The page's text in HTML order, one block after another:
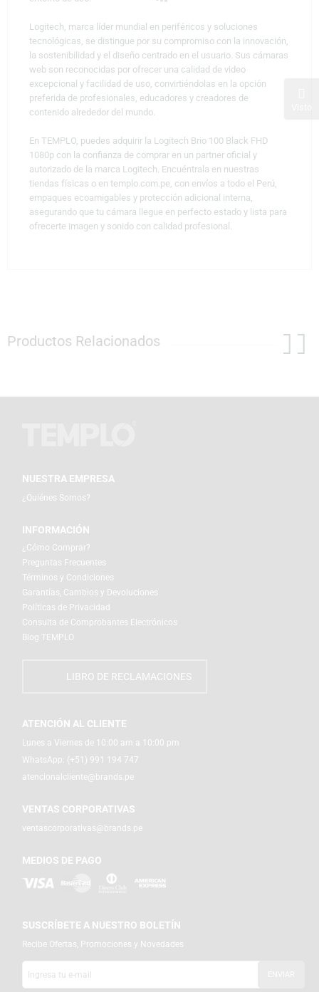
Logitech, marca líder mundial en periféricos y soluciones
tecnológicas, se distingue por su compromiso con la innovación,
la sostenibilidad y el diseño centrado en el usuario. Sus cámaras
web son reconocidas por ofrecer una calidad de video
excepcional y facilidad de uso, convirtiéndolas en la opción
preferida de profesionales, educadores y creadores de
contenido alrededor del mundo.
En TEMPLO, puedes adquirir la Logitech Brio 100 Black FHD
1080p con la confianza de comprar en un partner oficial y
autorizado de la marca Logitech. Encuéntrala en nuestras
tiendas físicas o en templo.com.pe, con envíos a todo el Perú,
empaques ecoamigables y protección adicional interna,
asegurando que tu cámara llegue en perfecto estado y lista para
ofrecerte imagen y sonido con calidad profesional.
Productos Relacionados
NUESTRA EMPRESA
¿Quiénes Somos?
INFORMACIÓN
¿Cómo Comprar?
Preguntas Frecuentes
Términos y Condiciones
Garantías, Cambios y Devoluciones
Políticas de Privacidad
Consulta de Comprobantes Electrónicos
Blog TEMPLO
LIBRO DE RECLAMACIONES
ATENCIÓN AL CLIENTE
Lunes a Viernes de 10:00 am a 10:00 pm
WhatsApp: (+51) 991 194 747
atencionalcliente@brands.pe
VENTAS CORPORATIVAS
ventascorporativas@brands.pe
MEDIOS DE PAGO
SUSCRÍBETE A NUESTRO BOLETÍN
Recibe Ofertas, Promociones y Novedades